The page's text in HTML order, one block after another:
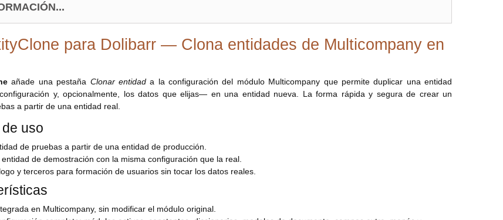
para Dolibarr — Clona entidades de Multicompany en
añade una pestaña Clonar entidada la configuración del módulo Multicompany que permite duplicar una entidad
y, opcionalmente, los datos que elijas— en una entidad nueva. La forma rápida y segura de crear un
a partir de una entidad real.
uso
de pruebas a partir de una entidad de producción.
de demostración con la misma configuración que la real.
y terceros para formación de usuarios sin tocar los datos reales.
en Multicompany, sin modificar el módulo original.